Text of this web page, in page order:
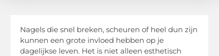
Nagels die snel breken, scheuren of heel dun zijn
kunnen een grote invloed hebben op je
dagelijkse leven. Het is niet alleen esthetisch